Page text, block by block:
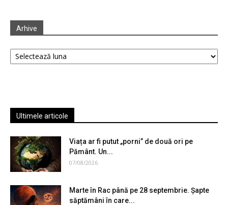
Arhive
Arhive
Ultimele articole
Viața ar fi putut „porni” de două ori pe
Pământ. Un...
07/08/2026
Marte în Rac până pe 28 septembrie. Șapte
săptămâni în care...